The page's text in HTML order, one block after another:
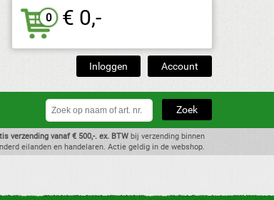
0 € 0,-
Account
Inloggen
verzending vanaf € 500,-. ex. BTW bij verzending binnen
eilanden en handelaren. Actie geldig in de webshop.